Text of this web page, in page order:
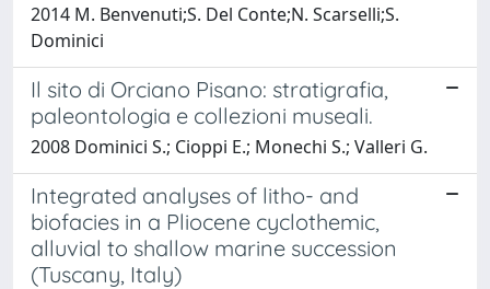
2014 M. Benvenuti;S. Del Conte;N. Scarselli;S.
Dominici
Il sito di Orciano Pisano: stratigrafia,
paleontologia e collezioni museali.
2008 Dominici S.; Cioppi E.; Monechi S.; Valleri G.
Integrated analyses of litho- and
biofacies in a Pliocene cyclothemic,
alluvial to shallow marine succession
(Tuscany, Italy)